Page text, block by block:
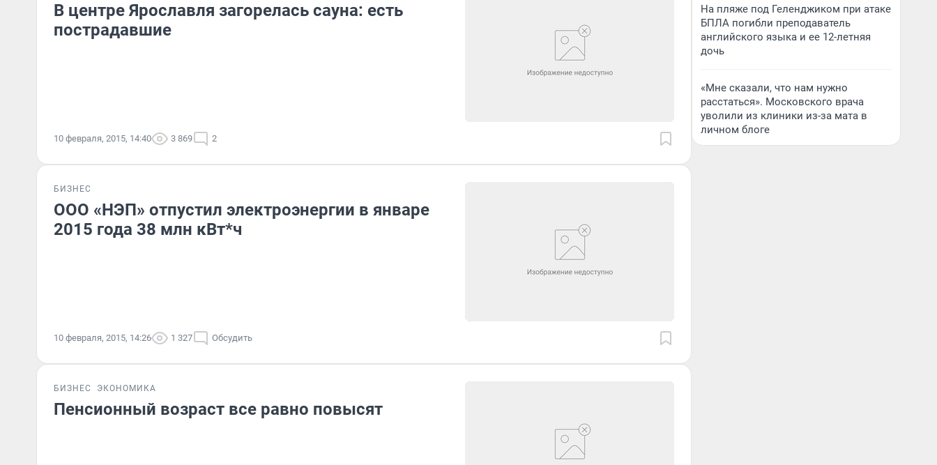
В центре Ярославля загорелась сауна: есть
пострадавшие
10 февраля, 2015, 14:40 3 869 2
БИЗНЕС
ООО «НЭП» отпустил электроэнергии в январе
2015 года 38 млн кВт*ч
10 февраля, 2015, 14:26 1 327 Обсудить
БИЗНЕС ЭКОНОМИКА
Пенсионный возраст все равно повысят
На пляже под Геленджиком при атаке
БПЛА погибли преподаватель
английского языка и ее 12-летняя
дочь
«Мне сказали, что нам нужно
расстаться». Московского врача
уволили из клиники из-за мата в
личном блоге